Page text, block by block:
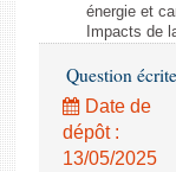
énergie et
Impacts de
Question
Date de
dépôt :
13/05/2025